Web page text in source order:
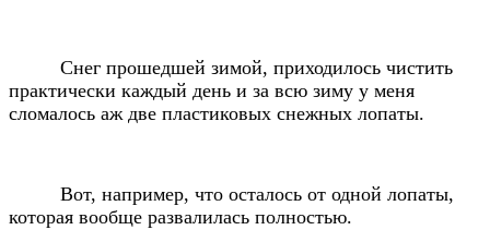
Снег прошедшей зимой, приходилось чистить
практически каждый день и за всю зиму у меня
сломалось аж две пластиковых снежных лопаты.
Вот, например, что осталось от одной лопаты,
которая вообще развалилась полностью.